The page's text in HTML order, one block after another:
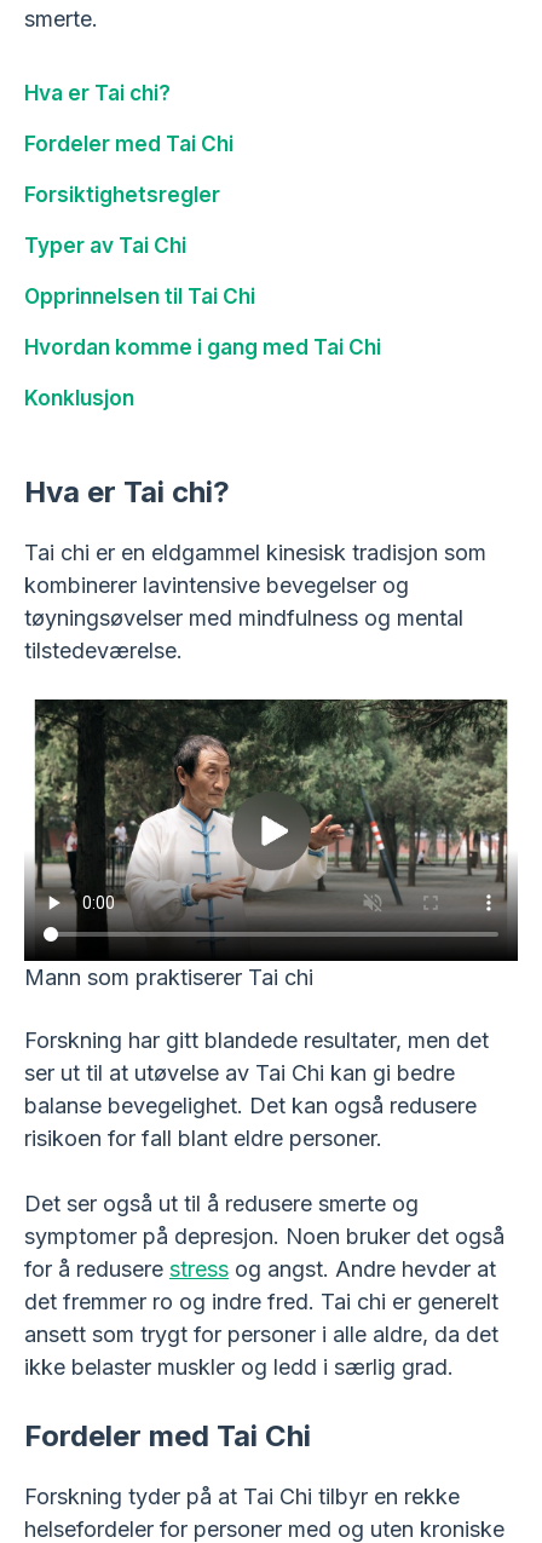
smerte.
Hva er Tai chi?
Fordeler med Tai Chi
Forsiktighetsregler
Typer av Tai Chi
Opprinnelsen til Tai Chi
Hvordan komme i gang med Tai Chi
Konklusjon
Hva er Tai chi?
Tai chi er en eldgammel kinesisk tradisjon som
kombinerer lavintensive bevegelser og
tøyningsøvelser med mindfulness og mental
tilstedeværelse.
Mann som praktiserer Tai chi
Forskning har gitt blandede resultater, men det
ser ut til at utøvelse av Tai Chi kan gi bedre
balanse bevegelighet. Det kan også redusere
risikoen for fall blant eldre personer.
Det ser også ut til å redusere smerte og
symptomer på depresjon. Noen bruker det også
for å redusere stress og angst. Andre hevder at
det fremmer ro og indre fred. Tai chi er generelt
ansett som trygt for personer i alle aldre, da det
ikke belaster muskler og ledd i særlig grad.
Fordeler med Tai Chi
Forskning tyder på at Tai Chi tilbyr en rekke
helsefordeler for personer med og uten kroniske